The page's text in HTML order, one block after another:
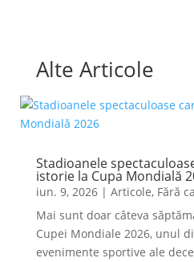
Alte Articole
Stadioanele
istorie la Cupa Mondială
iun. 9, 2026| Articole, Fără
Mai sunt doar câteva
Cupei Mondiale 2026, unul
evenimente sportive ale